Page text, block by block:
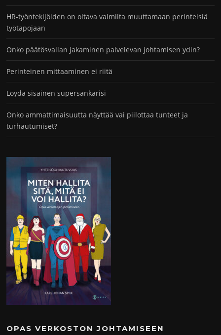
HR-työntekijöiden on oltava valmiita muuttamaan perinteisiä
työtapojaan
Onko päätösvallan jakaminen palvelevan johtamisen ydin?
Perinteinen mittaaminen ei riitä
Löydä sisäinen supersankarisi
Onko ammattimaisuutta näyttää vai piilottaa tunteet ja
turhautumiset?
OPAS VERKOSTON JOHTAMISEEN